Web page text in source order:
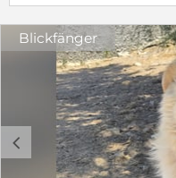
Blickfänger
c